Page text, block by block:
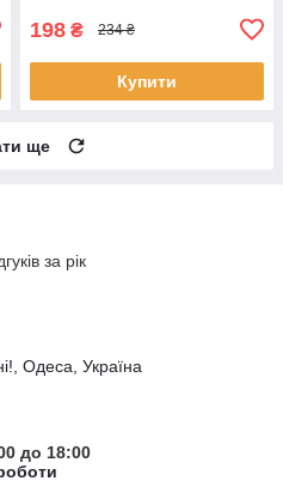
198 ₴ 234 ₴
Купити
ще
за рік
Одеса, Україна
до 18:00